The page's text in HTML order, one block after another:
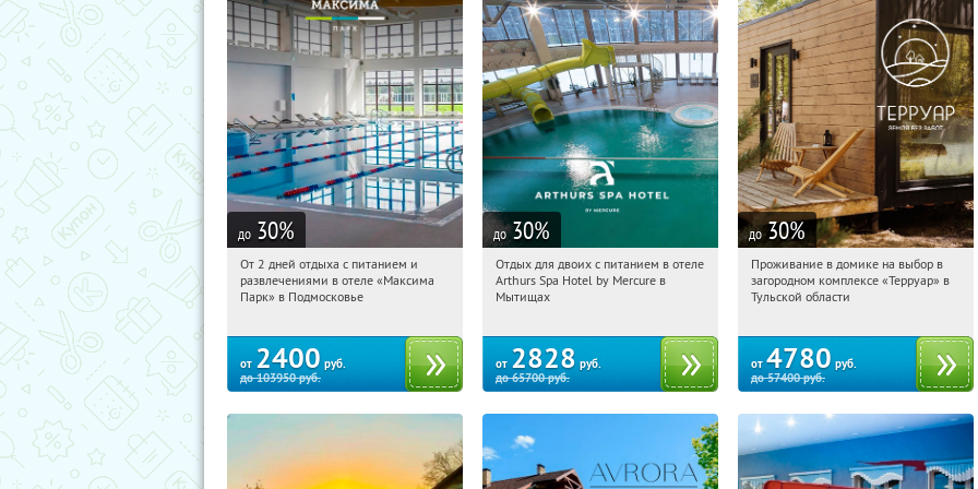
до 30%
05:53:52 Купили:
Московская обл., Дмитровский р-н, д.
От 2 дней отдыха с питанием и
развлечениями в отеле «Максима
Парк» в Подмосковье
от 2400 руб.
до103950руб.
до 30%
05:53:52
Купи первым!
Московская обл., г. Мытищи, д.
Отдых для двоих с питанием в отеле
Arthurs Spa Hotel by Mercure в
Мытищах
от 2828 руб.
до65700руб.
до 30%
05:53:52 Купили:
Тульская обл., Ясногорский р-н, с.
Проживание в домике на выбор в
загородном комплексе «Терруар» в
Тульской области
от 4780 руб.
до57400руб.